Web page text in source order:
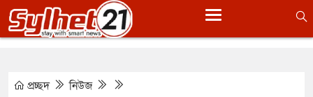
প্রচ্ছদ নিউজ